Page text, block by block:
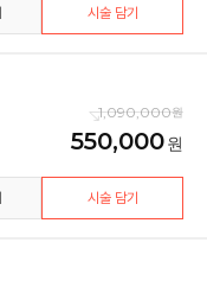
시술 담기
1,090,000
550,000
시술 담기